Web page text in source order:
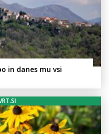
in danes mu vsi